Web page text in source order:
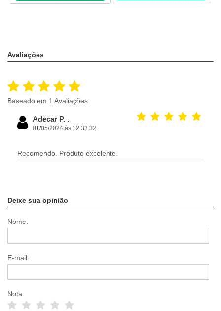
Avaliações
Baseado em 1 Avaliações
Adecar P. .
01/05/2024 às 12:33:32
Recomendo. Produto excelente.
Deixe sua opinião
Nome:
E-mail:
Nota: